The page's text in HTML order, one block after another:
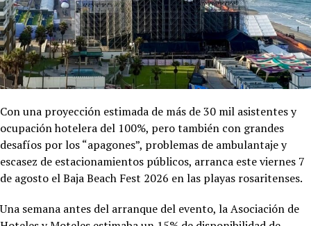
Con una proyección estimada de más de 30 mil asistentes y
ocupación hotelera del 100%, pero también con grandes
desafíos por los “apagones”, problemas de ambulantaje y
escasez de estacionamientos públicos, arranca este viernes 7
de agosto el Baja Beach Fest 2026 en las playas rosaritenses.
Una semana antes del arranque del evento, la Asociación de